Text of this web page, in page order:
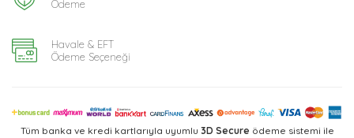
Ödeme
Havale & EFT
Ödeme Seçeneği
Tüm banka ve kredi kartlarıyla uyumlu 3D Secure ödeme sistemi ile